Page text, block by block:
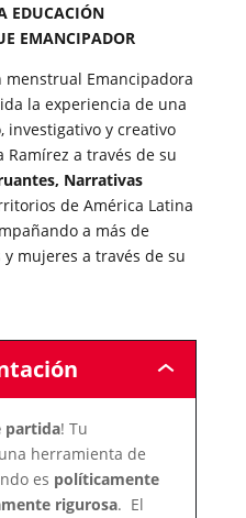
EDUCACIÓN
EMANCIPADOR
menstrual Emancipadora
la experiencia de una
investigativo y creativo
Ramírez a través de su
Narrativas
de América Latina
a más de
mujeres a través de su
Módulo
0:
partida! Tu
herramienta de
es políticamente
rigurosa. El